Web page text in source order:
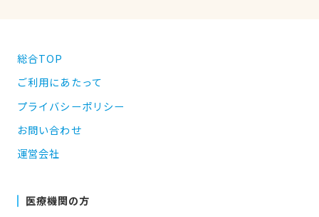
総合TOP
ご利用にあたって
プライバシーポリシー
お問い合わせ
運営会社
医療機関の方